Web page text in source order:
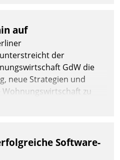
auf
der
GdW die
neue Strategien und
zu
Software-